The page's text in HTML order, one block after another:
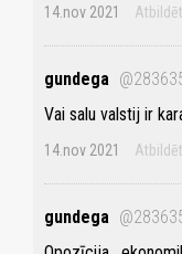
14.nov 2021 Atbildēt
gundega
Vai salu valstij ir
14.nov 2021 Atbildēt
gundega